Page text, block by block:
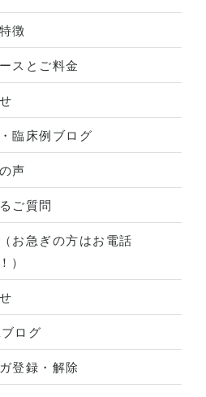
徴
スとご料金
臨床例ブログ
声
ご質問
お急ぎの方はお電話
）
ログ
登録・解除